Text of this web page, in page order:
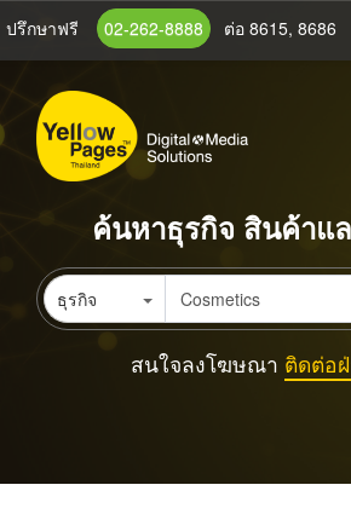
ข้าม
เนื้อหา
หลัก
ปรึกษาฟรี 02-262-8888 ต่อ 8615, 8686
ค้นหาธุรกิจ สินค้าแ
ธุรกิจ
สนใจลงโฆษณา ติดต่อ